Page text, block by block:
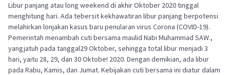
Libur panjang atau long weekend di akhir Oktober 2020 tinggal
menghitung hari. Ada tebersit kekhawatiran libur panjang berpotensi
melahirkan lonjakan kasus baru penularan virus Corona (COVID-19).
Pemerintah menambah cuti bersama maulid Nabi Muhammad SAW.,
yangjatuh pada tanggal29 Oktober, sehingga total libur menjadi 3
hari, yaitu 28, 29, dan 30 Oktobe! 2020. Dengan demikian, ada libur
pada Rabu, Kamis, dan Jumat. Kebijakan cuti bersama ini diatur dalam